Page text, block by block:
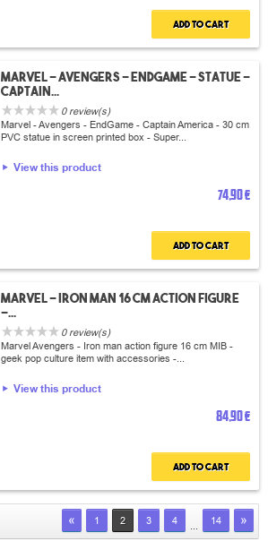
Add to cart
Marvel - Avengers - EndGame - Statue -
Captain...
0 review(s)
Marvel - Avengers - EndGame - Captain America - 30 cm
PVC statue in screen printed box - Super...
View this product
74,90 €
Add to cart
Marvel - Iron man 16 cm action figure
-...
0 review(s)
Marvel Avengers - Iron man action figure 16 cm MIB -
geek pop culture item with accessories -...
View this product
84,90 €
Add to cart
« 1 2 3 4 ... 14 »